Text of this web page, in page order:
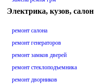
Электрика, кузов, салон
ремонт салона
ремонт генераторов
ремонт замков дверей
ремонт стеклоподъемника
ремонт дворников